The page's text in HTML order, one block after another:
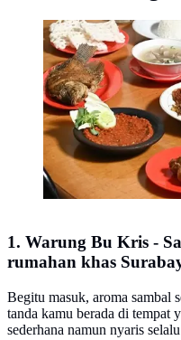
Warung Bu Kris
1. Warung Bu Kris -
rumahan khas
Begitu masuk, aroma sambal
tanda kamu berada di tempat
sederhana namun nyaris